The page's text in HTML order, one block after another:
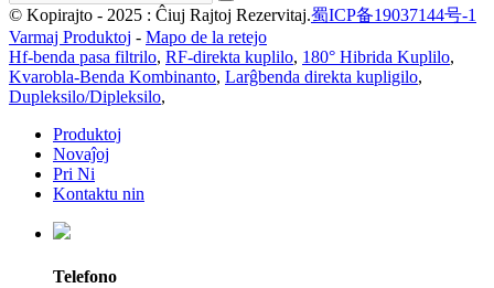
© Kopirajto - 2025 : Ĉiuj Rajtoj Rezervitaj.蜀ICP备19037144号-1
Varmaj Produktoj - Mapo de la retejo
Hf-benda pasa filtrilo, RF-direkta kuplilo, 180° Hibrida Kuplilo,
Kvarobla-Benda Kombinanto, Larĝbenda direkta kupligilo,
Dupleksilo/Dipleksilo,
Produktoj
Novaĵoj
Pri Ni
Kontaktu nin
Telefono